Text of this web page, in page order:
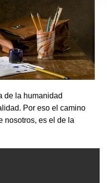
de la humanidad
Por eso el camino
nosotros, es el de la